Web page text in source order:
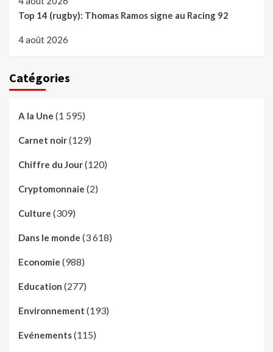
Top 14 (rugby): Thomas Ramos signe au Racing 92
4 août 2026
Catégories
A la Une (1 595)
Carnet noir(129)
Chiffre du Jour(120)
Cryptomonnaie (2)
Culture (309)
Dans le monde (3 618)
Economie (988)
Education (277)
Environnement (193)
Evénements(115)